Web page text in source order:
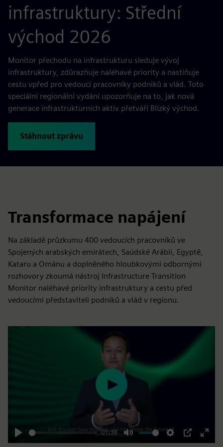
infrastruktury: Střední
východ 2026
Monitor přechodu na infrastrukturu sleduje vývoj
infrastruktury, zdůrazňuje naléhavé priority a nastiňuje
cestu vpřed pro vedoucí pracovníky podniků a vlád. Toto
speciální regionální vydání upozorňuje na to, jak nová
generace infrastrukturních aktiv přetváří Blízký východ.
Stáhnout zprávu
Transformace napájení
Na základě průzkumu 400 vedoucích pracovníků ve
Spojených arabských emirátech, Saúdské Arábii, Egyptě,
Kataru a Ománu a doplněného hloubkovými odbornými
rozhovory zkoumá nástroj Infrastructure Transition
Monitor naléhavé priority infrastruktury a cestu před
vedoucími představiteli podniků a vlád v regionu.
Play
01:38
Mute Settings
PIP
Enter
Play